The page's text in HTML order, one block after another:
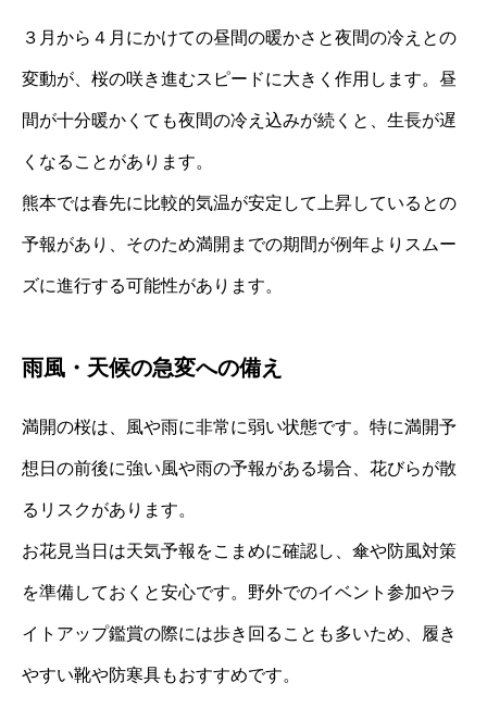
３月から４月にかけての昼間の暖かさと夜間の冷えとの
変動が、桜の咲き進むスピードに大きく作用します。昼
間が十分暖かくても夜間の冷え込みが続くと、生長が遅
くなることがあります。
熊本では春先に比較的気温が安定して上昇しているとの
予報があり、そのため満開までの期間が例年よりスムー
ズに進行する可能性があります。
雨風・天候の急変への備え
満開の桜は、風や雨に非常に弱い状態です。特に満開予
想日の前後に強い風や雨の予報がある場合、花びらが散
るリスクがあります。
お花見当日は天気予報をこまめに確認し、傘や防風対策
を準備しておくと安心です。野外でのイベント参加やラ
イトアップ鑑賞の際には歩き回ることも多いため、履き
やすい靴や防寒具もおすすめです。